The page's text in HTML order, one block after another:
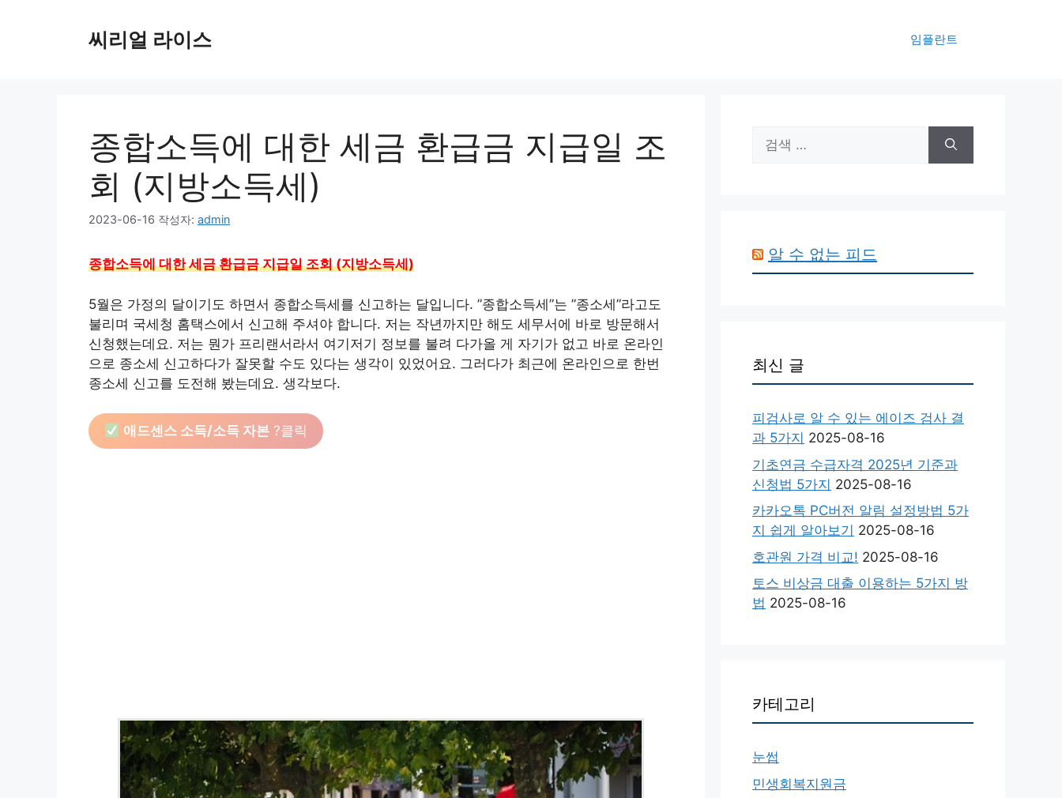
씨리얼 라이스 임플란트
종합소득에 대한 세금 환급금 지급일 조
회 (지방소득세)
2023-06-16 작성자: admin
종합소득에 대한 세금 환급금 지급일 조회 (지방소득세)
5월은 가정의 달이기도 하면서 종합소득세를 신고하는 달입니다. ”종합소득세”는 ”종소세”라고도
불리며 국세청 홈택스에서 신고해 주셔야 합니다. 저는 작년까지만 해도 세무서에 바로 방문해서
신청했는데요. 저는 뭔가 프리랜서라서 여기저기 정보를 불려 다가올 게 자기가 없고 바로 온라인
으로 종소세 신고하다가 잘못할 수도 있다는 생각이 있었어요. 그러다가 최근에 온라인으로 한번
종소세 신고를 도전해 봤는데요. 생각보다.
애드센스 소득/소득 자본 ?클릭
색:
알 수 없는 피드
최신 글
피검사로 알 수 있는 에이즈 검사 결
과 5가지 2025-08-16
기초연금 수급자격 2025년 기준과
신청법 5가지 2025-08-16
카카오톡 PC버전 알림 설정방법 5가
지 쉽게 알아보기 2025-08-16
호관원 가격 비교! 2025-08-16
토스 비상금 대출 이용하는 5가지 방
법 2025-08-16
카테고리
눈썹
민생회복지원금